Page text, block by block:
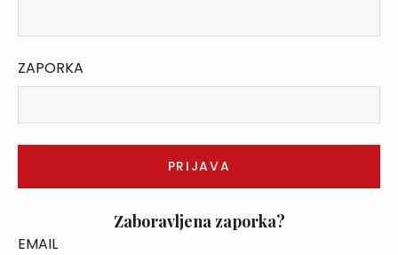
ZAPORKA
Zaboravljena zaporka?
EMAIL